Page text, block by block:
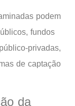
podem
fundos
privadas,
de captação
da